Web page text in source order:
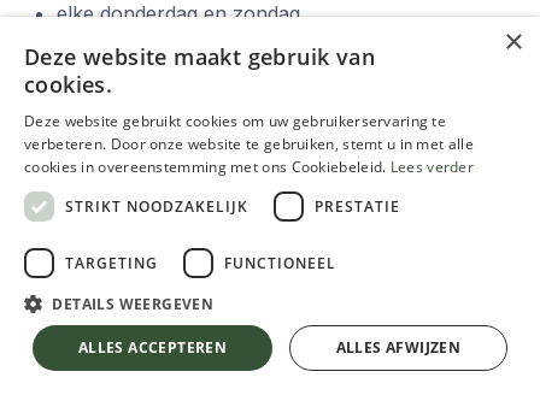
elke donderdag en zondag,
zaterdag 15 augustus.
Zoek je hulp om de meest geschikte verf te
kiezen?
Gebruik onze verfwijzer
×
Deze website maakt gebruik van
cookies.
Deze website gebruikt cookies om uw gebruikerservaring te
verbeteren. Door onze website te gebruiken, stemt u in met alle
cookies in overeenstemming met ons Cookiebeleid. Lees verder
STRIKT NOODZAKELIJK
PRESTATIE
TARGETING FUNCTIONEEL
DETAILS WEERGEVEN
ALLES ACCEPTEREN ALLES AFWIJZEN